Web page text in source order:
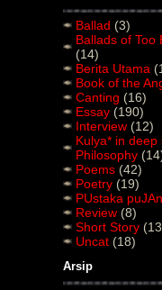
Ballad (3)
Ballads of Too
(14)
Berita Utama
Book of the
Canting (16)
Essay (190)
Interview (12)
Kulya* in deep
Philosophy
Poems (42)
Poetry (19)
PUstaka
Review (8)
Short Story
Uncat (18)
Arsip